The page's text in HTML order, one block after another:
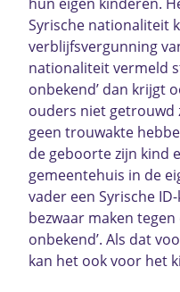
hun eigen kinderen.
Syrische nationaliteit
verblijfsvergunning
nationaliteit vermeld
onbekend’ dan krijgt
ouders niet getrouwd
geen trouwakte
de geboorte zijn kind
gemeentehuis in de
vader een Syrische
bezwaar maken
onbekend’. Als dat
kan het ook voor het